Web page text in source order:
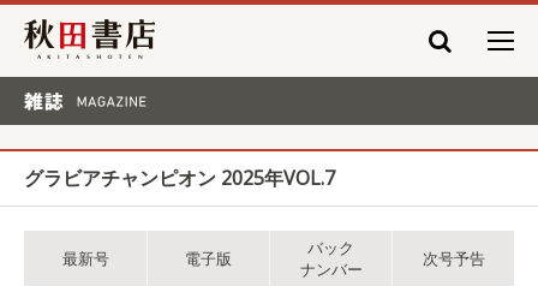
秋田書店
グラビアチャンピオン 2025年VOL.7
最新号 電子版
バック
ナンバー
次号予告